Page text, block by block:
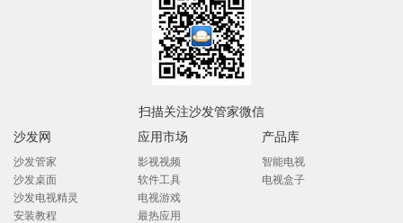
扫描关注沙发管家微信
沙发网
沙发管家
沙发桌面
沙发电视精灵
安装教程
应用市场
影视视频
软件工具
电视游戏
最热应用
产品库
智能电视
电视盒子